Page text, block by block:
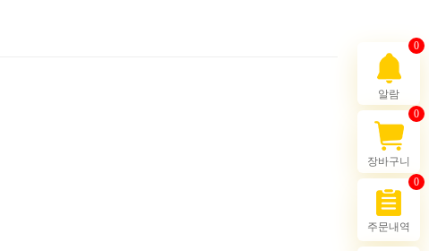
알람
0
장바구니
0
주문내역
0